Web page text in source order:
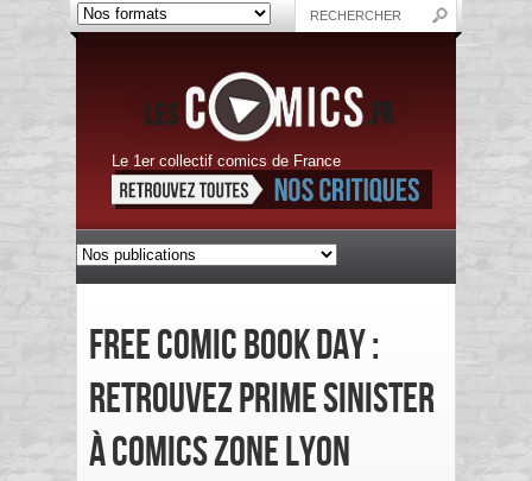
Le 1er collectif comics de France
Free Comic Book Day :
retrouvez Prime Sinister
à Comics Zone Lyon